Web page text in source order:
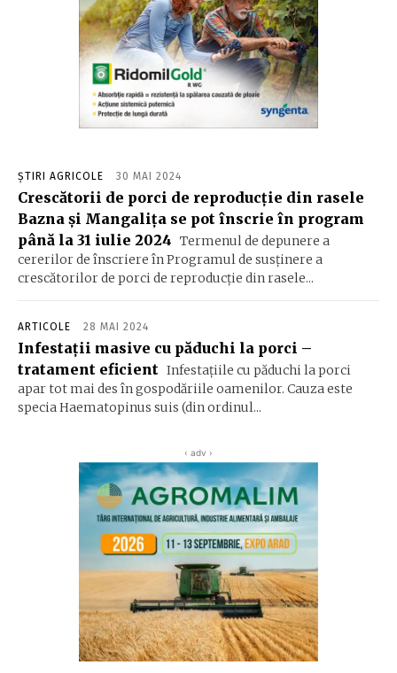
ȘTIRI AGRICOLE 30 MAI 2024
Crescătorii de porci de reproducţie din rasele
Bazna şi Mangaliţa se pot înscrie în program
până la 31 iulie 2024 Termenul de depunere a
cererilor de înscriere în Programul de susţinere a
crescătorilor de porci de reproducţie din rasele...
ARTICOLE 28 MAI 2024
Infestații masive cu păduchi la porci –
tratament eficient Infestațiile cu păduchi la porci
apar tot mai des în gospodăriile oamenilor. Cauza este
specia Haematopinus suis (din ordinul...
‹ adv ›